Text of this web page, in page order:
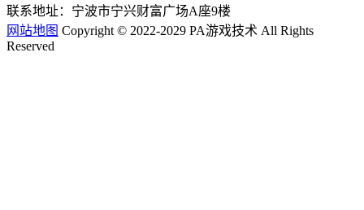
联系地址：宁波市宁兴财富广场A座9楼
网站地图 Copyright © 2022-2029 PA游戏技术 All Rights
Reserved